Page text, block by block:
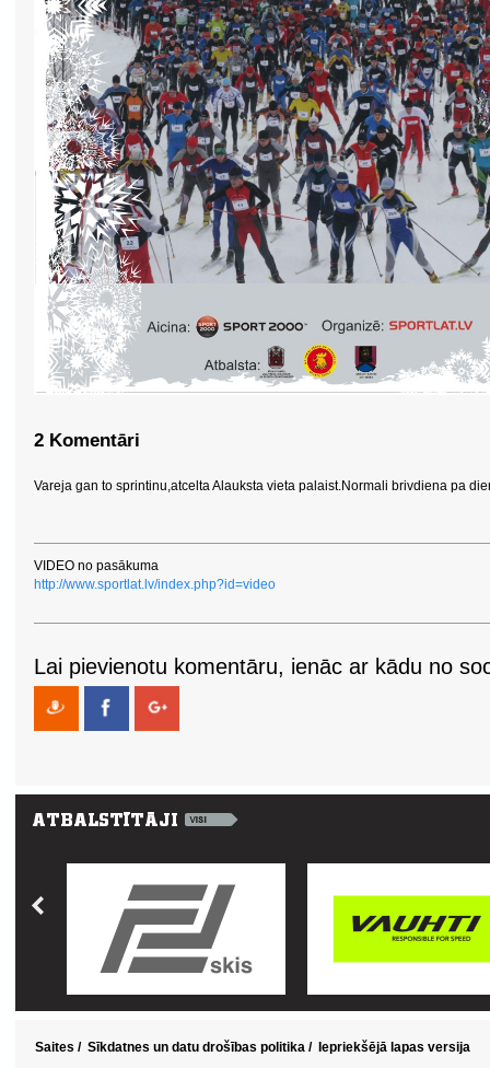
2 Komentāri
Vareja gan to sprintinu,atcelta Alauksta vieta palaist.Normali brivdiena pa
VIDEO no pasākuma
http://www.sportlat.lv/index.php?id=video
Lai pievienotu komentāru, ienāc ar kādu no
Saites / Sīkdatnes un datu drošības politika / Iepriekšējā lapas versija